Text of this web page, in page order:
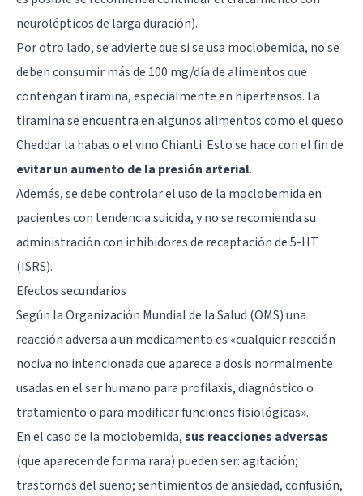
neurolépticos de larga duración).
Por otro lado, se advierte que si se usa moclobemida, no se
deben consumir más de 100 mg/día de alimentos que
contengan tiramina, especialmente en hipertensos. La
tiramina se encuentra en algunos alimentos como el queso
Cheddar la habas o el vino Chianti. Esto se hace con el fin de
evitar un aumento de la presión arterial.
Además, se debe controlar el uso de la moclobemida en
pacientes con tendencia suicida, y no se recomienda su
administración con inhibidores de recaptación de 5-HT
(ISRS).
Efectos secundarios
Según la Organización Mundial de la Salud (OMS) una
reacción adversa a un medicamento es «cualquier reacción
nociva no intencionada que aparece a dosis normalmente
usadas en el ser humano para profilaxis, diagnóstico o
tratamiento o para modificar funciones fisiológicas».
En el caso de la moclobemida,sus reacciones adversas
(que aparecen de forma rara) pueden ser: agitación;
trastornos del sueño; sentimientos de ansiedad, confusión,